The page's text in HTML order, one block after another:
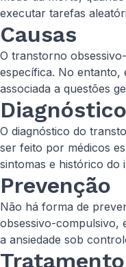
executar tarefas
Causas
O transtorno
específica. No entanto,
associada a questões
Diagnóstico
O diagnóstico do
ser feito por médicos
sintomas e histórico do
Prevenção
Não há forma de
obsessivo-compulsivo,
a ansiedade sob
Tratamento